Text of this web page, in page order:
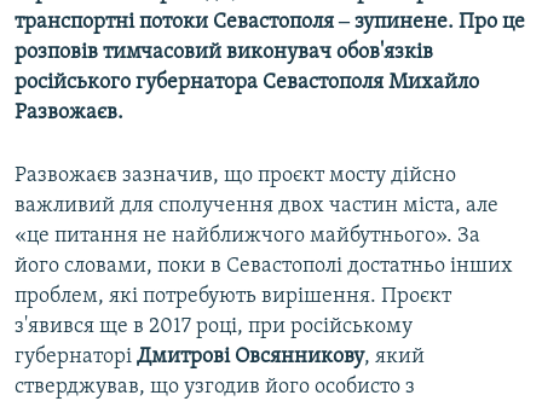
транспортні потоки Севастополя ‒ зупинене. Про це
розповів тимчасовий виконувач обов'язків
російського губернатора Севастополя Михайло
Развожаєв.
Развожаєв зазначив, що проєкт мосту дійсно
важливий для сполучення двох частин міста, але
«це питання не найближчого майбутнього». За
його словами, поки в Севастополі достатньо інших
проблем, які потребують вирішення. Проєкт
з'явився ще в 2017 році, при російському
губернаторі Дмитрові Овсянникову, який
стверджував, що узгодив його особисто з